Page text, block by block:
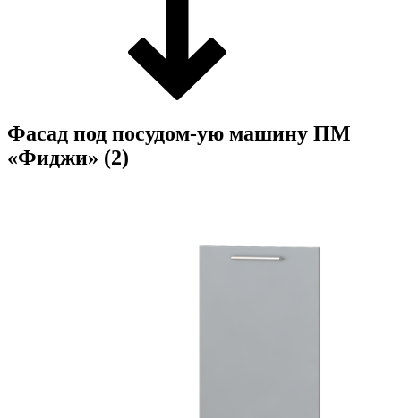
Фасад под посудом-ую машину ПМ
«Фиджи» (2)